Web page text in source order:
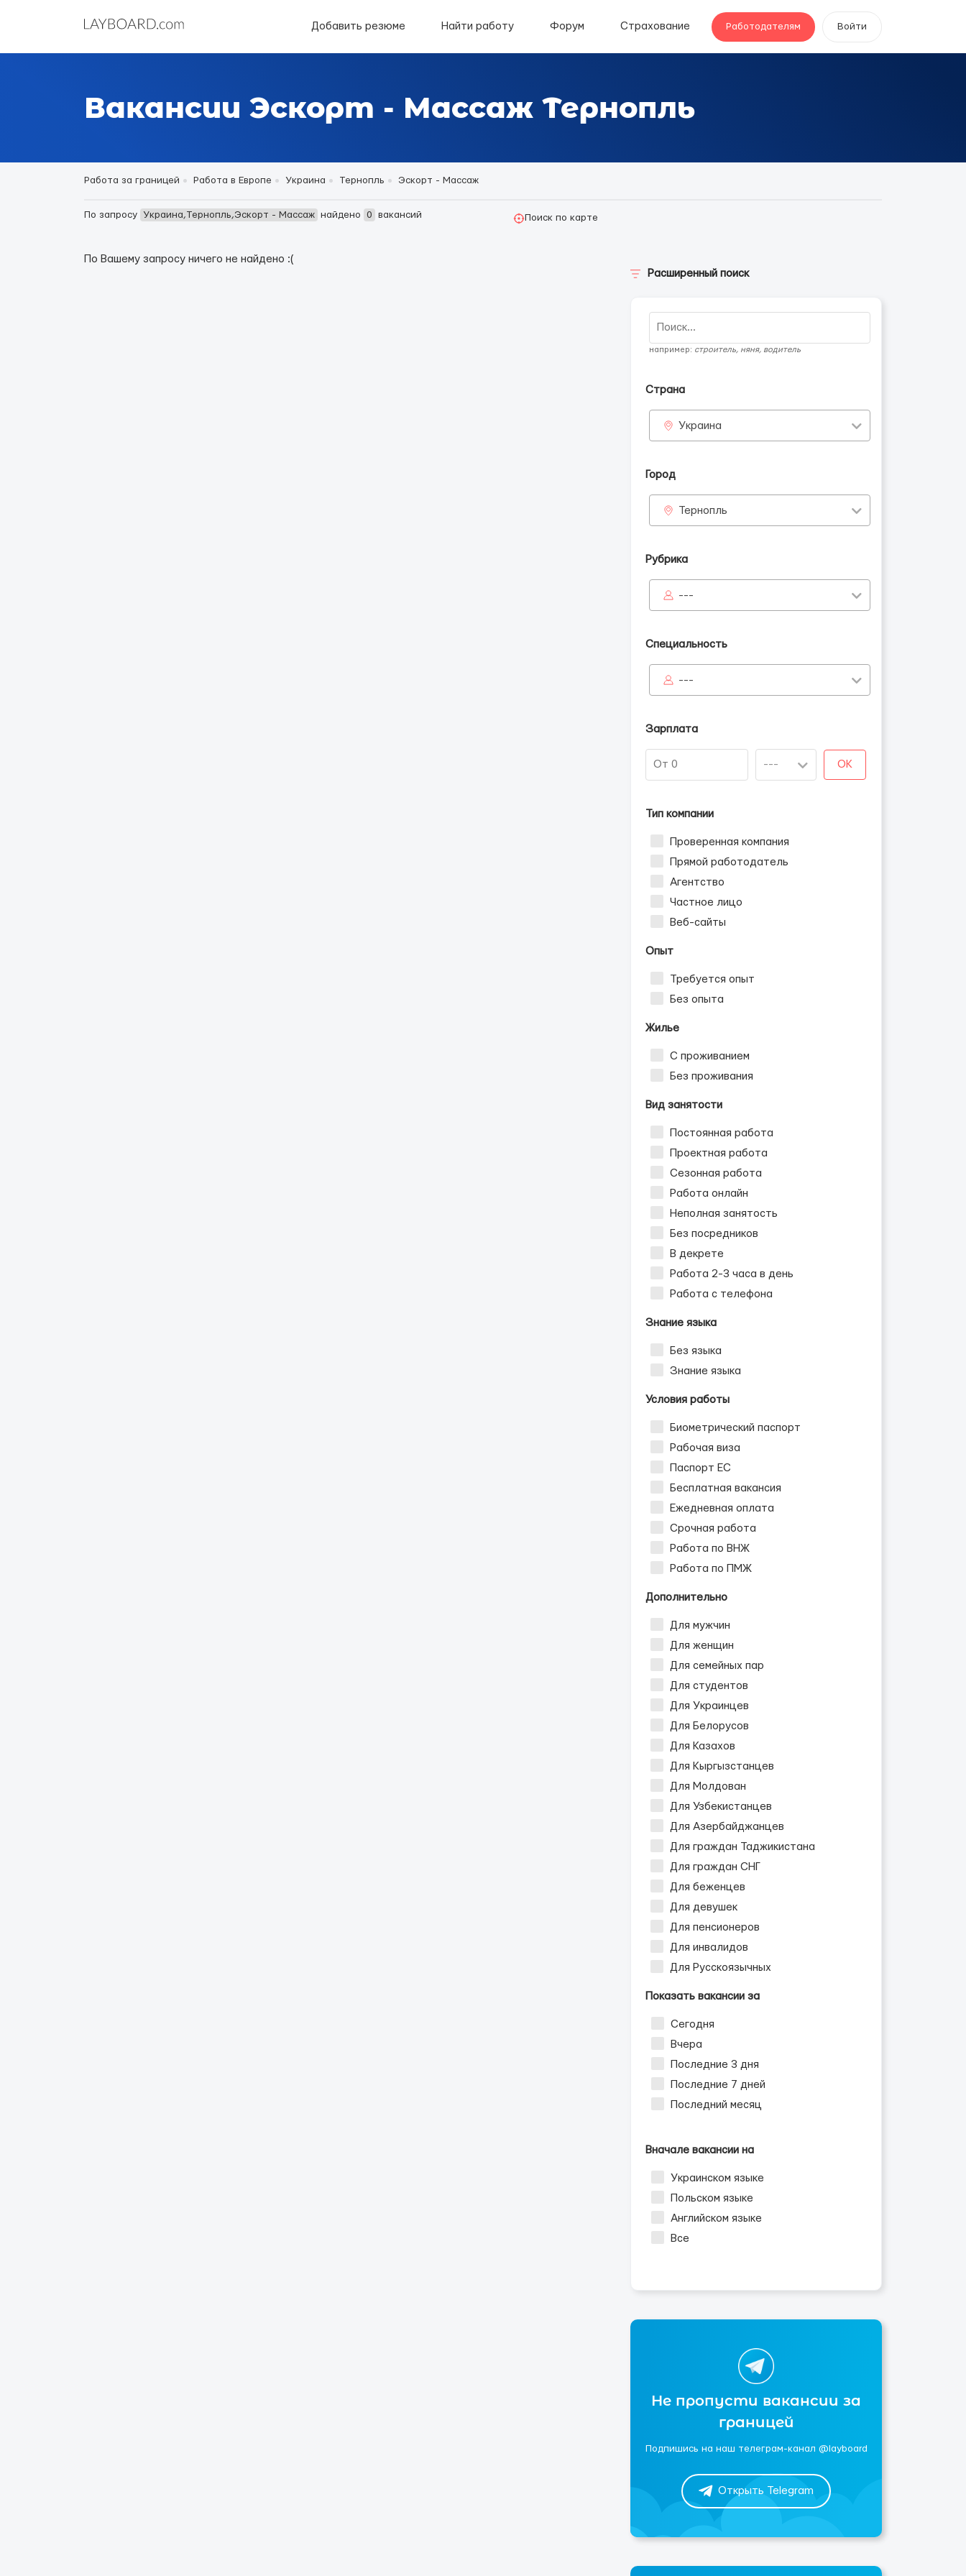
Добавить резюме Найти работу Форум Страхование Работодателям Войти
Вакансии Эскорт - Массаж Тернопль
Работа за границей Работа в Европе Украина Тернопль Эскорт - Массаж
По запросу Украина,Тернопль,Эскорт - Массаж найдено 0 вакансий Поиск по карте
По Вашему запросу ничего не найдено :(
Расширенный поиск
например: строитель, няня, водитель
Страна
Украина
Город
Тернопль
Рубрика
---
Специальность
---
Зарплата
OK
Тип компании
Проверенная компания
Прямой работодатель
Агентство
Частное лицо
Веб-сайты
Опыт
Требуется опыт
Без опыта
Жилье
С проживанием
Без проживания
Вид занятости
Постоянная работа
Проектная работа
Сезонная работа
Работа онлайн
Неполная занятость
Без посредников
В декрете
Работа 2-3 часа в день
Работа с телефона
Знание языка
Без языка
Знание языка
Условия работы
Биометрический паспорт
Рабочая виза
Паспорт ЕС
Бесплатная вакансия
Ежедневная оплата
Срочная работа
Работа по ВНЖ
Работа по ПМЖ
Дополнительно
Для мужчин
Для женщин
Для семейных пар
Для студентов
Для Украинцев
Для Белорусов
Для Казахов
Для Кыргызстанцев
Для Молдован
Для Узбекистанцев
Для Азербайджанцев
Для граждан Таджикистана
Для граждан СНГ
Для беженцев
Для девушек
Для пенсионеров
Для инвалидов
Для Русскоязычных
Показать вакансии за
Сегодня
Вчера
Последние 3 дня
Последние 7 дней
Последний месяц
Вначале вакансии на
Украинском языке
Польском языке
Английском языке
Все
Не пропусти вакансии за
границей
Подпишись на наш телеграм-канал @layboard
Открыть Telegram